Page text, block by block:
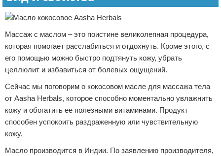
Массаж с маслом – это поистине великолепная процедура,
которая помогает расслабиться и отдохнуть. Кроме этого, с
его помощью можно быстро подтянуть кожу, убрать
целлюлит и избавиться от болевых ощущений.
Сейчас мы поговорим о кокосовом масле для массажа тела
от Aasha Herbals, которое способно моментально увлажнить
кожу и обогатить ее полезными витаминами. Продукт
способен успокоить раздраженную или чувствительную
кожу.
Масло производится в Индии. По заявлению производителя,